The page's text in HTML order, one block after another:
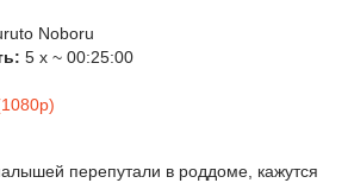
Noboru
5 x ~ 00:25:00
перепутали в роддоме, кажутся